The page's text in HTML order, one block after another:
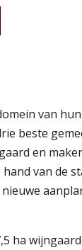
van
beste
en
van de
ha